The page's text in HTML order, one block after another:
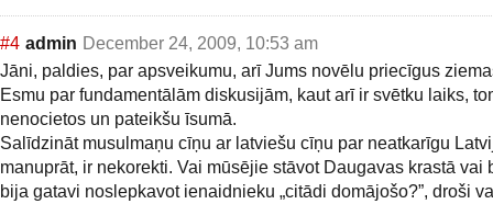
#4 admin December 24, 2009, 10:53 am
Jāni, paldies, par apsveikumu, arī Jums novēlu priecīgus
Esmu par fundamentālām diskusijām, kaut arī ir svētku laiks,
nenocietos un pateikšu īsumā.
Salīdzināt musulmaņu cīņu ar latviešu cīņu par neatkarīgu
manuprāt, ir nekorekti. Vai mūsējie stāvot Daugavas krastā vai
bija gatavi noslepkavot ienaidnieku „citādi domājošo?”, droši